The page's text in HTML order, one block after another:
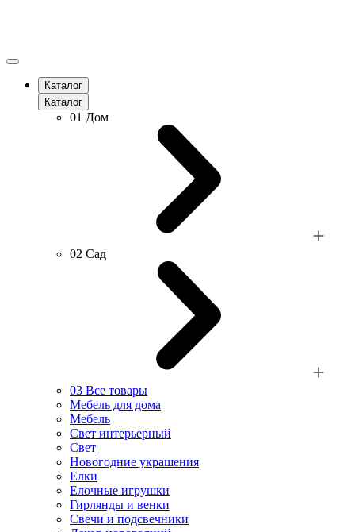
Каталог
Каталог
01 Дом
02 Сад
03 Все товары
Мебель для дома
Мебель
Свет интерьерный
Свет
Новогодние украшения
Елки
Елочные игрушки
Гирлянды и венки
Свечи и подсвечники